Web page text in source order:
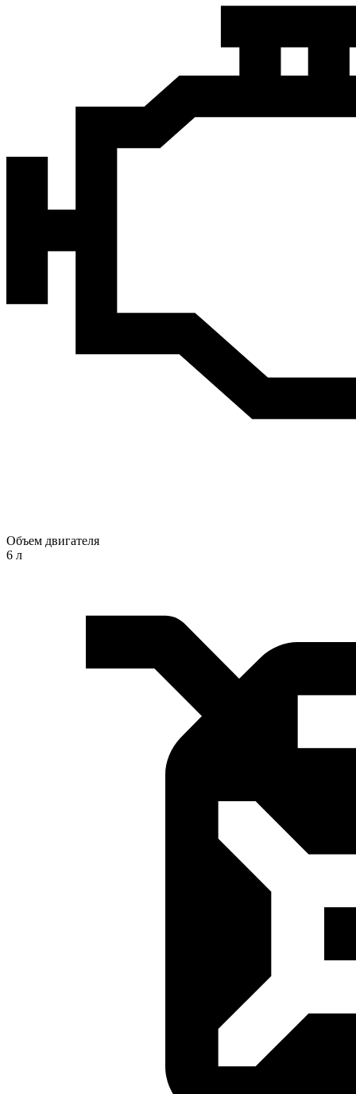
Объем двигателя
6 л